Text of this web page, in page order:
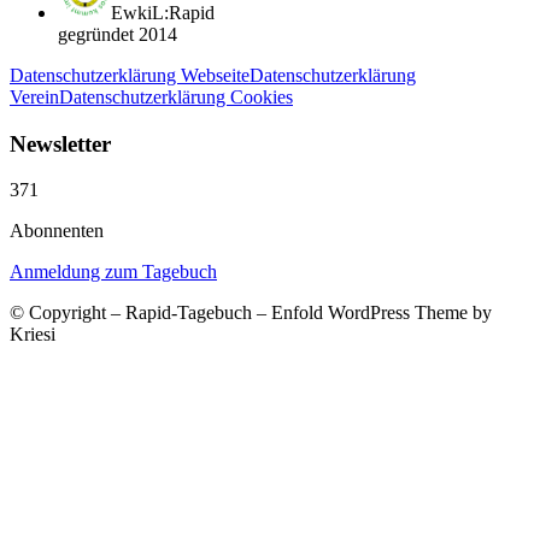
EwkiL:Rapid
gegründet 2014
Datenschutzerklärung WebseiteDatenschutzerklärung
VereinDatenschutzerklärung Cookies
Newsletter
371
Abonnenten
Anmeldung zum Tagebuch
© Copyright – Rapid-Tagebuch – Enfold WordPress Theme by
Kriesi